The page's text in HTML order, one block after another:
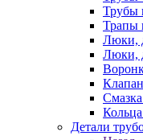
Трубы
Трапы
Люки,
Люки,
Детали